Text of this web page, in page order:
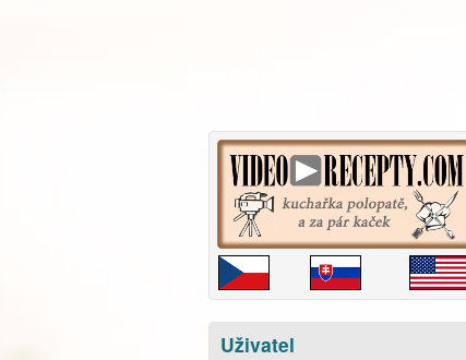
Uživatel